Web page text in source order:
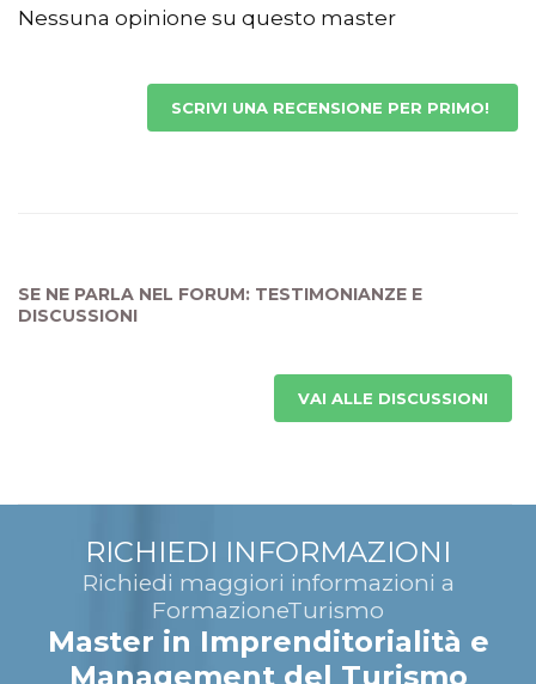
Nessuna opinione su questo master
SCRIVI UNA RECENSIONE PER PRIMO!
SE NE PARLA NEL FORUM: TESTIMONIANZE E
DISCUSSIONI
VAI ALLE DISCUSSIONI
RICHIEDI INFORMAZIONI
Richiedi maggiori informazioni a
FormazioneTurismo
Master in Imprenditorialità e
Management del Turismo